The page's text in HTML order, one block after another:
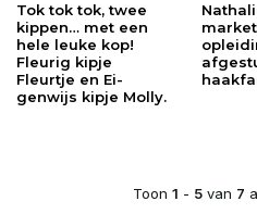
Tok tok tok, twee
kippen… met een
hele leuke kop!
Fleurig kipje
Fleurtje en Ei-
genwijs kipje Molly.
Toon 1 - 5 van 7